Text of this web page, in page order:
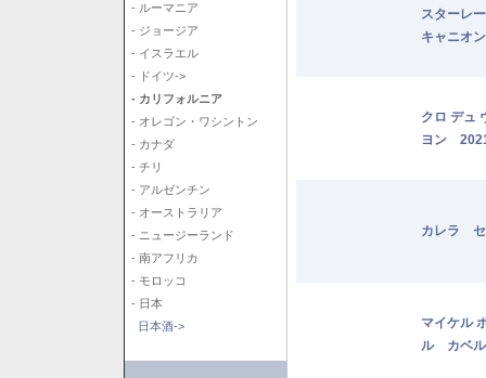
- ルーマニア
- ジョージア
- イスラエル
- ドイツ->
- カリフォルニア
- オレゴン・ワシントン
- カナダ
- チリ
- アルゼンチン
- オーストラリア
- ニュージーランド
- 南アフリカ
- モロッコ
- 日本
日本酒->
スターレ
キャニオ
クロ デュ
ヨン
カレラ
マイケル
ル カベ